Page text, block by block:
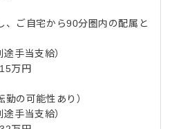
ご自宅から90分圏内の配属と
手当支給）
万円
の可能性あり）
手当支給）